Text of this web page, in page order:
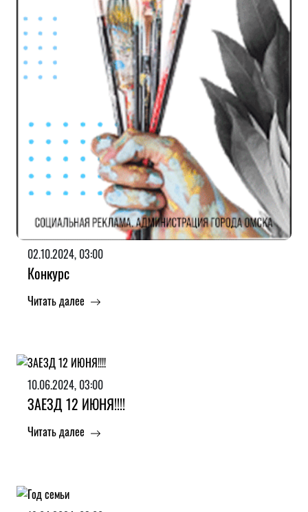
02.10.2024, 03:00
Конкурс
Читать далее
10.06.2024, 03:00
ЗАЕЗД 12 ИЮНЯ!!!!
Читать далее